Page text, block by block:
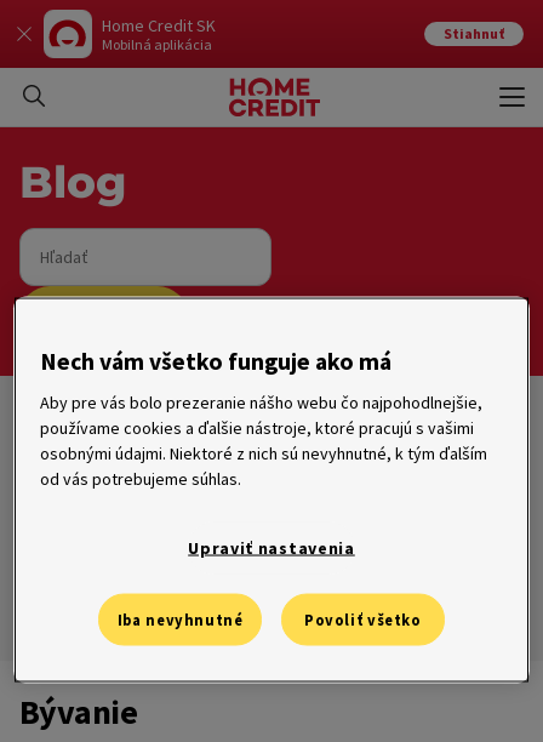
Home Credit SK
Mobilná aplikácia
Stiahnuť
Blog
Hľadať
Úvod
Rady, tipy, zaujímavosti
Zo života do života
Pravidlá súťaží
Ombudsman
Bývanie
Nech vám všetko funguje ako má
Aby pre vás bolo prezeranie nášho webu čo najpohodlnejšie,
používame cookies a ďalšie nástroje, ktoré pracujú s vašimi
osobnými údajmi. Niektoré z nich sú nevyhnutné, k tým ďalším
od vás potrebujeme súhlas.
Upraviť nastavenia
Iba nevyhnutné Povoliť všetko